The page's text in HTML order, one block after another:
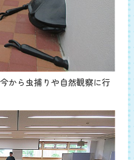
から虫捕りや自然観察に行